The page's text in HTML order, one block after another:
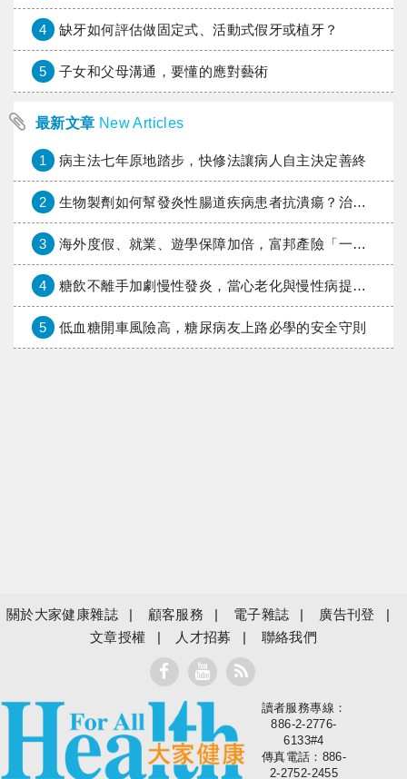
4 缺牙如何評估做固定式、活動式假牙或植牙？
5 子女和父母溝通，要懂的應對藝術
最新文章 New Articles
1 病主法七年原地踏步，快修法讓病人自主決定善終
2 生物製劑如何幫發炎性腸道疾病患者抗潰瘍？治療進展與健保給付困境一次看
3 海外度假、就業、遊學保障加倍，富邦產險「一期逐夢」專案加碼遠距醫療與緊急救援
4 糖飲不離手加劇慢性發炎，當心老化與慢性病提早報到
5 低血糖開車風險高，糖尿病友上路必學的安全守則
關於大家健康雜誌 顧客服務 電子雜誌
廣告刊登
文章授權
人才招募 聯絡我們
大家健康
讀者服務專線：
886-2-2776-
6133#4
傳真電話：886-
2-2752-2455